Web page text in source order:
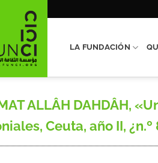
LA FUNDACIÓN
ALLÂH DAHDÂH,
Ceuta, año II, ¿n.º